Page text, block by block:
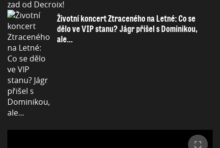
Životní koncert Ztraceného na Letné: Co se
dělo ve VIP stanu? Jágr přišel s Dominikou,
ale...